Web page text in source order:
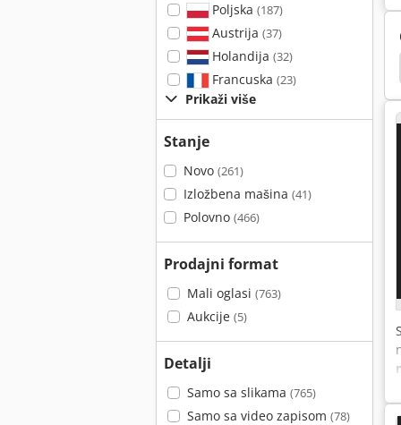
Poljska (187)
Austrija (37)
Holandija (32)
Francuska (23)
Prikaži više
Stanje
Novo (261)
Izložbena mašina (41)
Polovno (466)
Prodajni format
Mali oglasi (763)
Aukcije (5)
Detalji
Samo sa slikama (765)
Samo sa video zapisom (78)
Pola Masina Za Čišćenje Čišćenje Mašine